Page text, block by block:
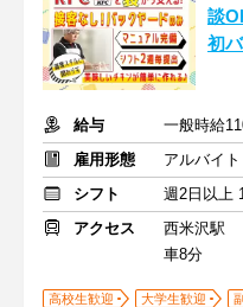
談
初
給与
一般時給
雇用形態
アルバイ
シフト
週2日以上
アクセス
西米沢駅
車8分
高校生歓迎 大学生歓迎